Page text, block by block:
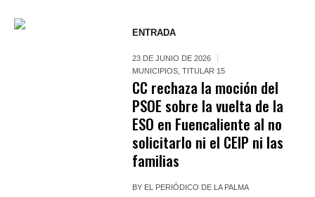
ENTRADA
23 DE JUNIO DE 2026
MUNICIPIOS ,TITULAR 15
CC rechaza la moción del
PSOE sobre la vuelta de la
ESO en Fuencaliente al no
solicitarlo ni el CEIP ni las
familias
BY EL PERIÓDICO DE LA PALMA